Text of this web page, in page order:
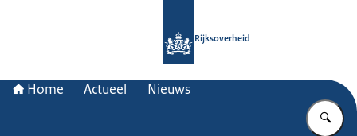
Rijksoverheid
Home Actueel Nieuws